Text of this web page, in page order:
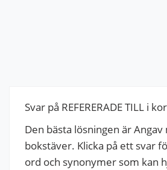
Svar på REFERERADE TILL i
Den bästa lösningen är Angav
bokstäver. Klicka på ett svar
ord och synonymer som kan